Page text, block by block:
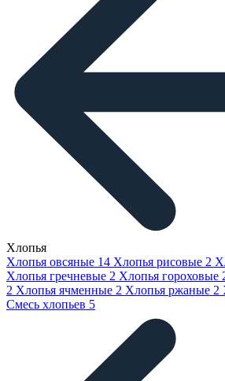
Хлопья
Хлопья овсяные 14 Хлопья рисовые 2
Хлопья гречневые 2 Хлопья гороховые
2 Хлопья ячменные 2 Хлопья ржаные 2
Смесь хлопьев 5